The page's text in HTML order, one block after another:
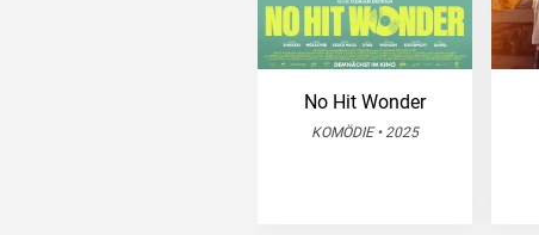
No Hit Wonder
KOMÖDIE • 2025